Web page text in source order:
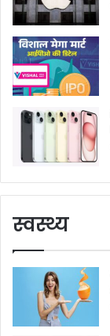
स्वस्थ्य